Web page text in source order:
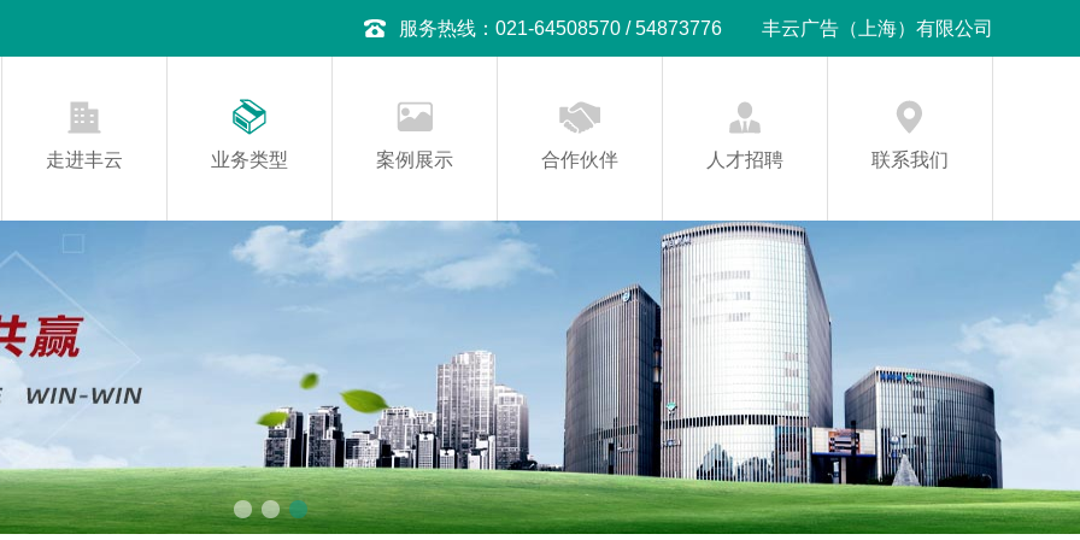
服务热线：021-64508570 / 54873776 丰云广告（上海）有限公司
走进丰云 业务类型 案例展示 合作伙伴 人才招聘 联系我们